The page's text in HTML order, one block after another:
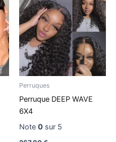
Perruques
Perruque DEEP WAVE
6X4
Note 0sur 5